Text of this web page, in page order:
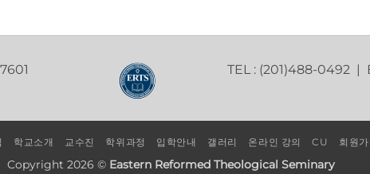
TEL : (201)488-0492
학교소개 교수진 학위과정 입학안내 갤러리 온라인 강의 CU 회원가
Copyright 2026 © Eastern Reformed Theological Seminary